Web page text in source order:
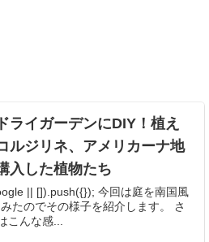
ライガーデンにDIY！植え
ルジリネ、アメリカーナ地
入した植物たち
|| []).push({}); 今回は庭を南国風
たのでその様子を紹介します。 さ
こんな感...